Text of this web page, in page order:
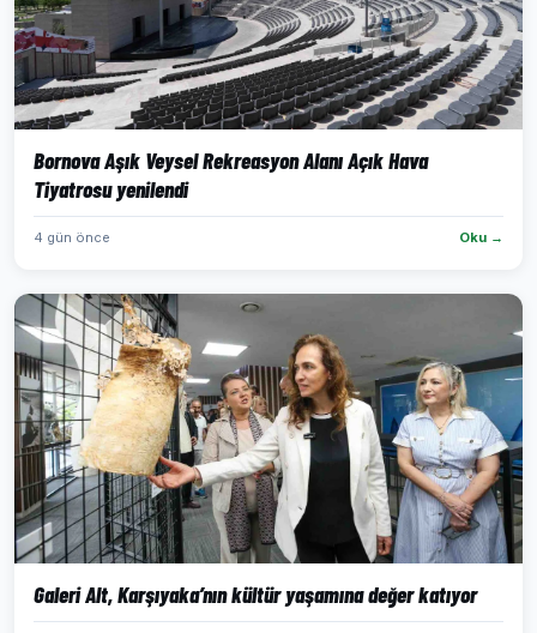
Bornova Aşık Veysel Rekreasyon Alanı Açık Hava
Tiyatrosu yenilendi
4 gün önce Oku →
Galeri Alt, Karşıyaka’nın kültür yaşamına değer katıyor